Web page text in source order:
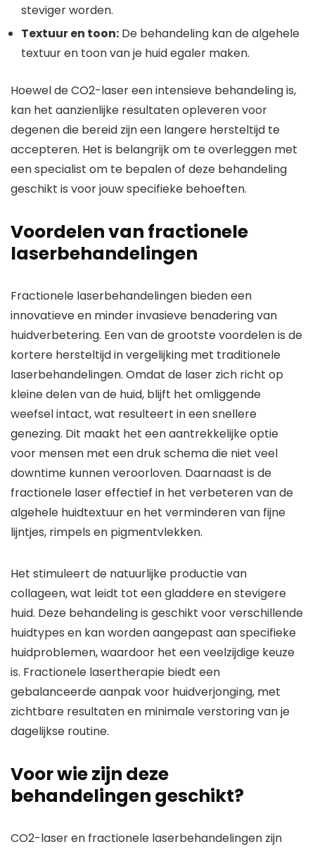
steviger worden.
Textuur en toon: De behandeling kan de algehele
textuur en toon van je huid egaler maken.
Hoewel de CO2-laser een intensieve behandeling is,
kan het aanzienlijke resultaten opleveren voor
degenen die bereid zijn een langere hersteltijd te
accepteren. Het is belangrijk om te overleggen met
een specialist om te bepalen of deze behandeling
geschikt is voor jouw specifieke behoeften.
Voordelen van fractionele
laserbehandelingen
Fractionele laserbehandelingen bieden een
innovatieve en minder invasieve benadering van
huidverbetering. Een van de grootste voordelen is de
kortere hersteltijd in vergelijking met traditionele
laserbehandelingen. Omdat de laser zich richt op
kleine delen van de huid, blijft het omliggende
weefsel intact, wat resulteert in een snellere
genezing. Dit maakt het een aantrekkelijke optie
voor mensen met een druk schema die niet veel
downtime kunnen veroorloven. Daarnaast is de
fractionele laser effectief in het verbeteren van de
algehele huidtextuur en het verminderen van fijne
lijntjes, rimpels en pigmentvlekken.
Het stimuleert de natuurlijke productie van
collageen, wat leidt tot een gladdere en stevigere
huid. Deze behandeling is geschikt voor verschillende
huidtypes en kan worden aangepast aan specifieke
huidproblemen, waardoor het een veelzijdige keuze
is. Fractionele lasertherapie biedt een
gebalanceerde aanpak voor huidverjonging, met
zichtbare resultaten en minimale verstoring van je
dagelijkse routine.
Voor wie zijn deze
behandelingen geschikt?
CO2-laser en fractionele laserbehandelingen zijn